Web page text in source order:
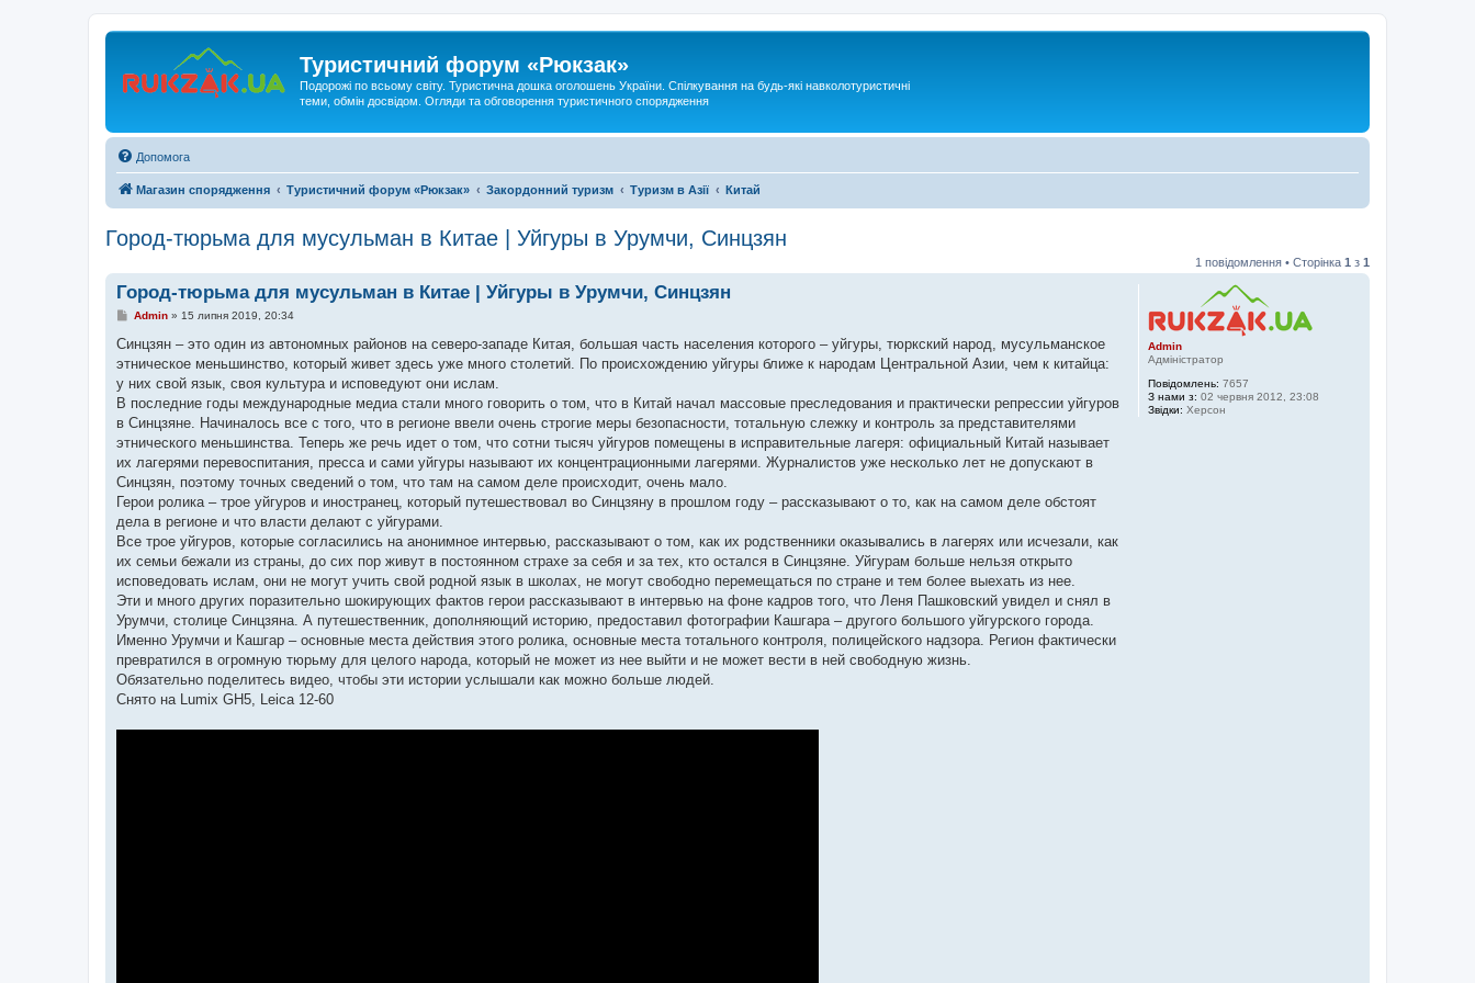
Туристичний форум «Рюкзак»
Подорожі по всьому світу. Туристична дошка оголошень України. Спілкування на будь-які навколотуристичні
теми, обмін досвідом. Огляди та обговорення туристичного спорядження
Допомога
Магазин спорядження Туристичний форум «Рюкзак» Закордонний туризм Туризм в Азії Китай
Город-тюрьма для мусульман в Китае | Уйгуры в Урумчи, Синцзян
1 повідомлення • Сторінка 1 з 1
Admin
Адміністратор
Повідомлень: 7657
З нами з: 02 червня 2012, 23:08
Звідки: Херсон
Город-тюрьма для мусульман в Китае | Уйгуры в Урумчи, Синцзян
П
в
д
о
л
е
н
я
Admin» 15 липня 2019, 20:34
Синцзян – это один из автономных районов на северо-западе Китая, большая часть населения которого – уйгуры, тюркский народ, мусульманское
этническое меньшинство, который живет здесь уже много столетий. По происхождению уйгуры ближе к народам Центральной Азии, чем к китайца:
у них свой язык, своя культура и исповедуют они ислам.
В последние годы международные медиа стали много говорить о том, что в Китай начал массовые преследования и практически репрессии уйгуров
в Синцзяне. Начиналось все с того, что в регионе ввели очень строгие меры безопасности, тотальную слежку и контроль за представителями
этнического меньшинства. Теперь же речь идет о том, что сотни тысяч уйгуров помещены в исправительные лагеря: официальный Китай называет
их лагерями перевоспитания, пресса и сами уйгуры называют их концентрационными лагерями. Журналистов уже несколько лет не допускают в
Синцзян, поэтому точных сведений о том, что там на самом деле происходит, очень мало.
Герои ролика – трое уйгуров и иностранец, который путешествовал во Синцзяну в прошлом году – рассказывают о то, как на самом деле обстоят
дела в регионе и что власти делают с уйгурами.
Все трое уйгуров, которые согласились на анонимное интервью, рассказывают о том, как их родственники оказывались в лагерях или исчезали, как
их семьи бежали из страны, до сих пор живут в постоянном страхе за себя и за тех, кто остался в Синцзяне. Уйгурам больше нельзя открыто
исповедовать ислам, они не могут учить свой родной язык в школах, не могут свободно перемещаться по стране и тем более выехать из нее.
Эти и много других поразительно шокирующих фактов герои рассказывают в интервью на фоне кадров того, что Леня Пашковский увидел и снял в
Урумчи, столице Синцзяна. А путешественник, дополняющий историю, предоставил фотографии Кашгара – другого большого уйгурского города.
Именно Урумчи и Кашгар – основные места действия этого ролика, основные места тотального контроля, полицейского надзора. Регион фактически
превратился в огромную тюрьму для целого народа, который не может из нее выйти и не может вести в ней свободную жизнь.
Обязательно поделитесь видео, чтобы эти истории услышали как можно больше людей.
Снято на Lumix GH5, Leica 12-60